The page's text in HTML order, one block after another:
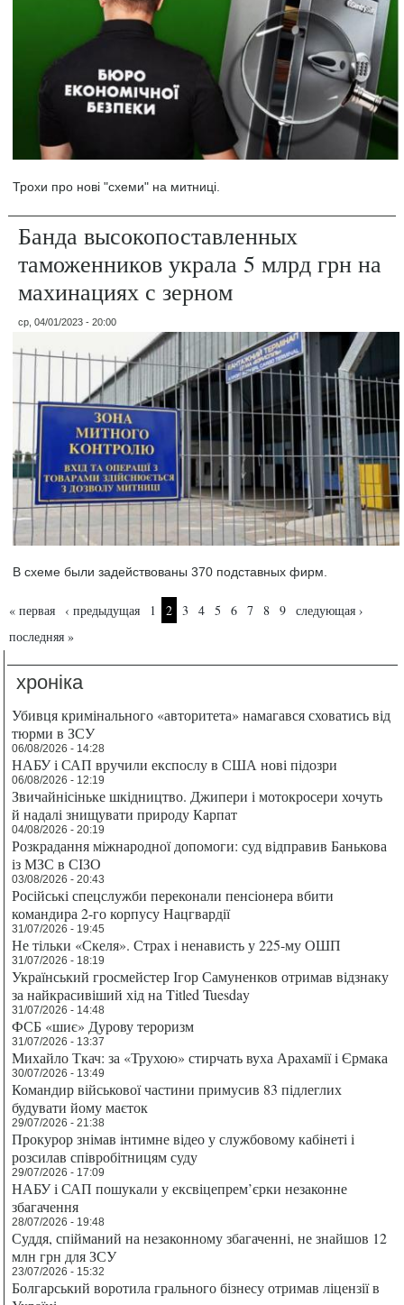
Трохи про нові "схеми" на митниці.
Банда высокопоставленных
таможенников украла 5 млрд грн на
махинациях с зерном
ср, 04/01/2023 - 20:00
В схеме были задействованы 370 подставных фирм.
Страницы
« первая ‹ предыдущая 1 2 3 4 5 6 7 8 9
следующая ›
последняя »
хроніка
Убивця кримінального «авторитета» намагався сховатись від
тюрми в ЗСУ
06/08/2026 - 14:28
НАБУ і САП вручили експослу в США нові підозри
06/08/2026 - 12:19
Звичайнісіньке шкідництво. Джипери і мотокросери хочуть
й надалі знищувати природу Карпат
04/08/2026 - 20:19
Розкрадання міжнародної допомоги: суд відправив Банькова
із МЗС в СІЗО
03/08/2026 - 20:43
Російські спецслужби переконали пенсіонера вбити
командира 2-го корпусу Нацгвардії
31/07/2026 - 19:45
Не тільки «Скеля». Страх і ненависть у 225-му ОШП
31/07/2026 - 18:19
Український гросмейстер Ігор Самуненков отримав відзнаку
за найкрасивіший хід на Titled Tuesday
31/07/2026 - 14:48
ФСБ «шиє» Дурову тероризм
31/07/2026 - 13:37
Михайло Ткач: за «Трухою» стирчать вуха Арахамії і Єрмака
30/07/2026 - 13:49
Командир військової частини примусив 83 підлеглих
будувати йому маєток
29/07/2026 - 21:38
Прокурор знімав інтимне відео у службовому кабінеті і
розсилав співробітницям суду
29/07/2026 - 17:09
НАБУ і САП пошукали у ексвіцепрем’єрки незаконне
збагачення
28/07/2026 - 19:48
Суддя, спійманий на незаконному збагаченні, не знайшов 12
млн грн для ЗСУ
23/07/2026 - 15:32
Болгарський воротила грального бізнесу отримав ліцензії в